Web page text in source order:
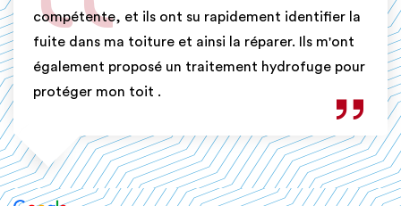
compétente, et ils ont su rapidement identifier la
fuite dans ma toiture et ainsi la réparer. Ils m'ont
également proposé un traitement hydrofuge pour
protéger mon toit .